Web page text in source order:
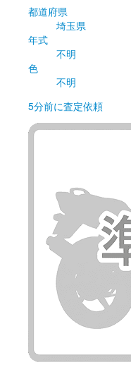
都道府県
埼玉県
年式
不明
色
不明
5分前に査定依頼